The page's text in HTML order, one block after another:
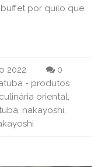
por quilo que
2022
0
- produtos
culinária oriental,
, nakayoshi,